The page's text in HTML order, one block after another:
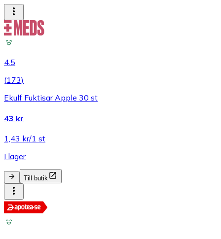
4.5
(173)
Ekulf Fuktisar Apple 30 st
43 kr
1,43 kr/1 st
I lager
Till butik